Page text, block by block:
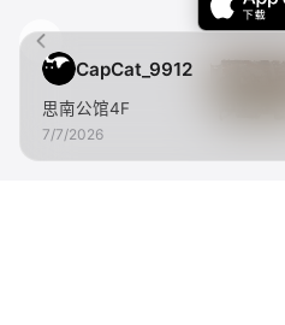
CapCat_9912
思南公馆4F
7/7/2026